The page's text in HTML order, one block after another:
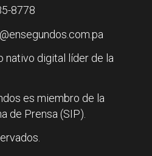
8778
nativo digital líder de la
es miembro de la
de Prensa (SIP).